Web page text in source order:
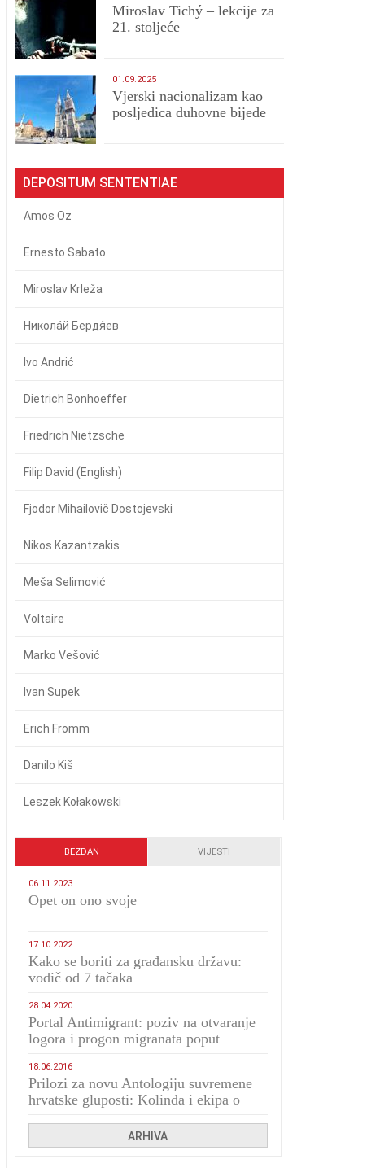
Miroslav Tichý – lekcije za
21. stoljeće
01.09.2025
​Vjerski nacionalizam kao
posljedica duhovne bijede
DEPOSITUM SENTENTIAE
Amos Oz
Ernesto Sabato
Miroslav Krleža
Никола́й Бердя́ев
Ivo Andrić
Dietrich Bonhoeffer
Friedrich Nietzsche
Filip David (English)
Fjodor Mihailovič Dostojevski
Nikos Kazantzakis
Meša Selimović
Voltaire
Marko Vešović
Ivan Supek
Erich Fromm
Danilo Kiš
Leszek Kołakowski
BEZDAN VIJESTI
06.11.2023
​Opet on ono svoje
17.10.2022
Kako se boriti za građansku državu:
vodič od 7 tačaka
28.04.2020
Portal Antimigrant: poziv na otvaranje
logora i progon migranata poput
18.06.2016
Prilozi za novu Antologiju suvremene
hrvatske gluposti: Kolinda i ekipa o
ARHIVA